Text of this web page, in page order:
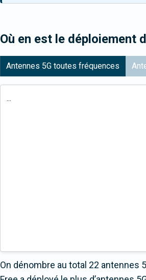
Où en est le déploiement
Antennes 5G toutes fréquences
...
On dénombre au total 22 antennes